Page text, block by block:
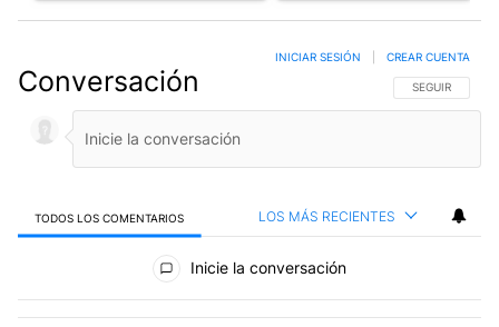
Conversación SIGA ESTA
SEGUIR
INICIAR SESIÓN CREAR CUENTA
TODOS LOS COMENTARIOS LOS MÁS RECIENTES
Todos los comentarios
Inicie la conversación